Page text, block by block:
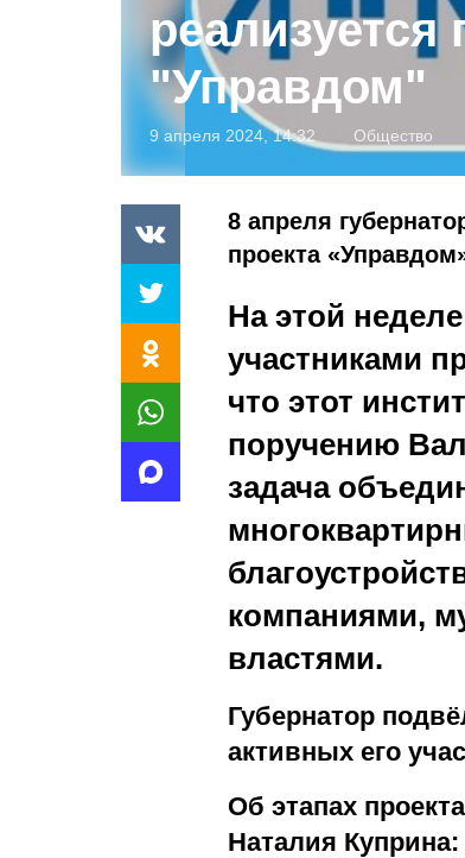
реализуется
"Управдом"
9 апреля 2024, 14:32 Общество
8 апреля
проекта
На этой неделе
участниками
что этот
поручению
задача
компаниями,
властями.
Губернатор
активных его
Об этапах
Наталия Куприна: